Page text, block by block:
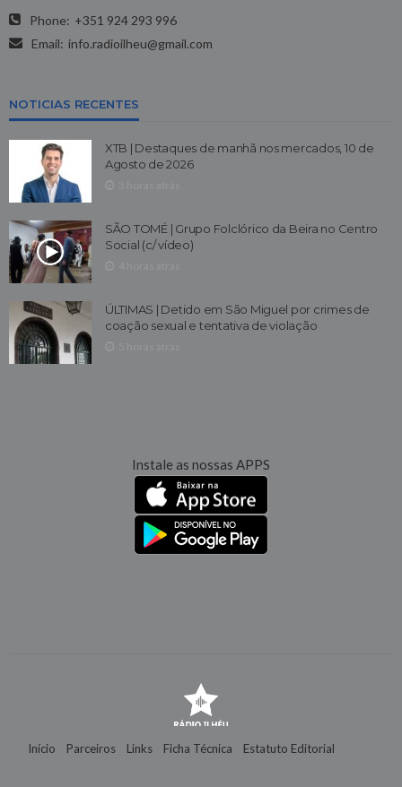
Phone: +351 924 293 996
Email: info.radioilheu@gmail.com
NOTICIAS RECENTES
XTB | Destaques de manhã nos mercados, 10 de
Agosto de 2026
SÃO TOMÉ | Grupo Folclórico da Beira no Centro
Social (c/ vídeo)
ÚLTIMAS | Detido em São Miguel por crimes de
coação sexual e tentativa de violação
Instale as nossas APPS
Início Parceiros Links Ficha Técnica Estatuto Editorial